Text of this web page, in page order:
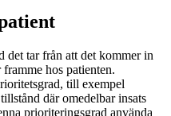
det tar från att det kommer in
hos patienten.
till exempel
där omedelbar insats
prioriteringsgrad använda